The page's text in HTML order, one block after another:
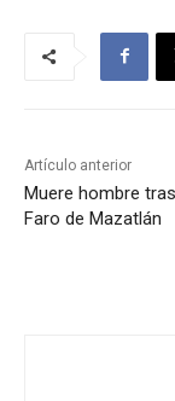
Artículo anterior
Muere hombre
Faro de Mazatlán